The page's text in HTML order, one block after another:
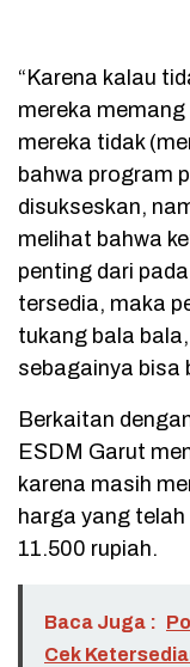
“Karena kalau
mereka
mereka tidak
bahwa program
disukseskan,
melihat bahwa
penting dari
tersedia, maka
tukang bala
sebagainya bisa
Berkaitan
ESDM Garut
karena masih
harga yang
11.500 rupiah.
Baca Juga :
Cek